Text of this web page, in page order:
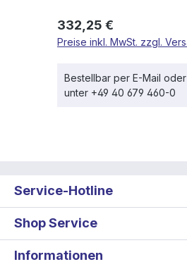
Regulärer Preis:
332,25 €
Preise inkl. MwSt. zzgl.
Bestellbar per E-Mail
unter +49 40 679 460-0
Service-Hotline
Shop Service
Informationen